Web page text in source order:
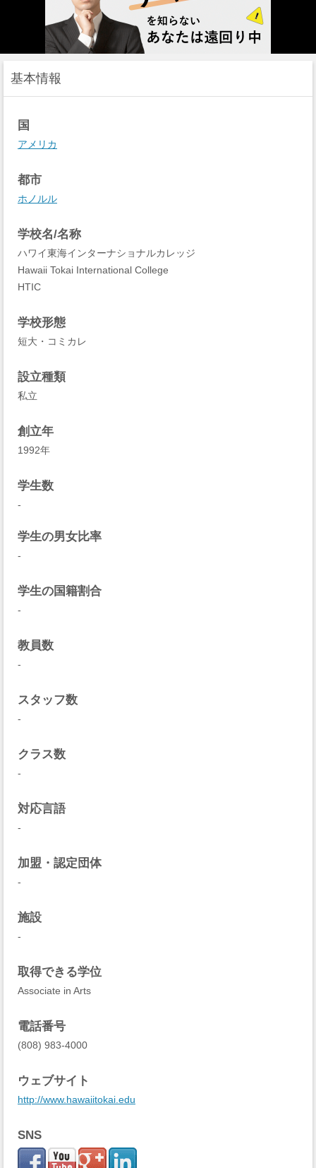
基本情報
国
アメリカ
都市
ホノルル
学校名/名称
ハワイ東海インターナショナルカレッジ
Hawaii Tokai International College
HTIC
学校形態
短大・コミカレ
設立種類
私立
創立年
1992年
学生数
-
学生の男女比率
-
学生の国籍割合
-
教員数
-
スタッフ数
-
クラス数
-
対応言語
-
加盟・認定団体
-
施設
-
取得できる学位
Associate in Arts
電話番号
(808) 983-4000
ウェブサイト
http://www.hawaiitokai.edu
SNS